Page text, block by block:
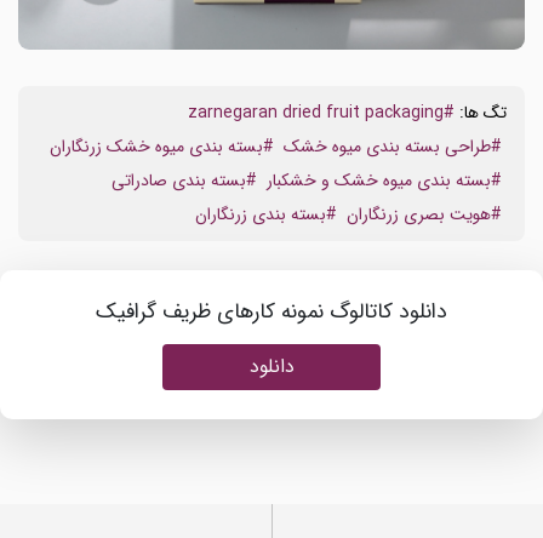
تگ ها: #zarnegaran dried fruit packaging
#طراحی بسته بندی میوه خشک #بسته بندی میوه خشک زرنگاران
#بسته بندی میوه خشک و خشکبار #بسته بندی صادراتی
#هویت بصری زرنگاران #بسته بندی زرنگاران
دانلود کاتالوگ نمونه کارهای ظریف گرافیک
دانلود